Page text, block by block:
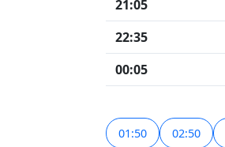
21:05
22:35
00:05
01:50 02:50